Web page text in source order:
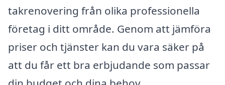
takrenovering från olika professionella
företag i ditt område. Genom att jämföra
priser och tjänster kan du vara säker på
att du får ett bra erbjudande som passar